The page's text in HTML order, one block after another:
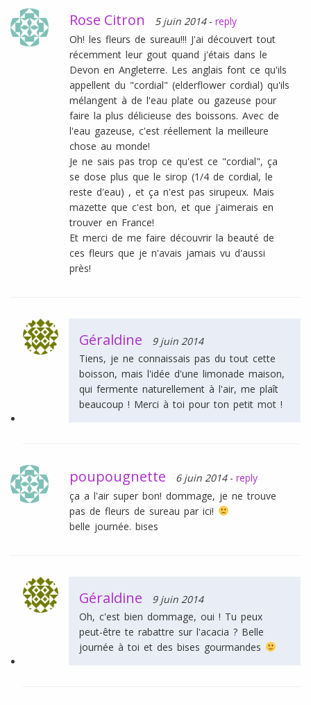
Rose Citron 5 juin 2014 - reply
Oh! les fleurs de sureau!!! J'ai découvert tout
récemment leur gout quand j'étais dans le
Devon en Angleterre. Les anglais font ce qu'ils
appellent du "cordial" (elderflower cordial) qu'ils
mélangent à de l'eau plate ou gazeuse pour
faire la plus délicieuse des boissons. Avec de
l'eau gazeuse, c'est réellement la meilleure
chose au monde!
Je ne sais pas trop ce qu'est ce "cordial", ça
se dose plus que le sirop (1/4 de cordial, le
reste d'eau) , et ça n'est pas sirupeux. Mais
mazette que c'est bon, et que j'aimerais en
trouver en France!
Et merci de me faire découvrir la beauté de
ces fleurs que je n'avais jamais vu d'aussi
près!
Géraldine
9 juin 2014
Tiens, je ne connaissais pas du tout cette
boisson, mais l'idée d'une limonade maison,
qui fermente naturellement à l'air, me plaît
beaucoup ! Merci à toi pour ton petit mot !
poupougnette 6 juin 2014 - reply
ça a l'air super bon! dommage, je ne trouve
pas de fleurs de sureau par ici!
belle journée. bises
Géraldine
9 juin 2014
Oh, c'est bien dommage, oui ! Tu peux
peut-être te rabattre sur l'acacia ? Belle
journée à toi et des bises gourmandes